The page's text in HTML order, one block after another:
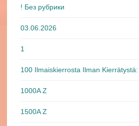
! Без рубрики
03.06.2026
1
100 Ilmaiskierrosta Ilman
1000A Z
1500A Z